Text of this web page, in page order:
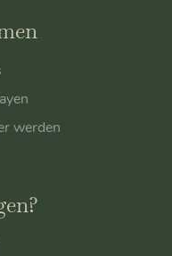
werden